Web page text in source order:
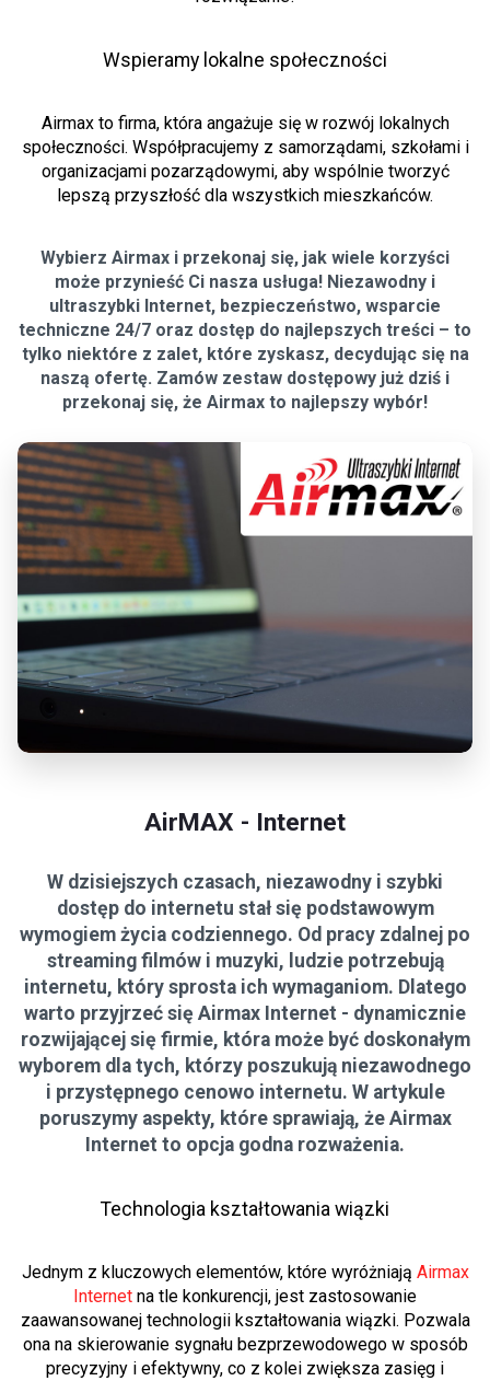
Wspieramy lokalne społeczności
Airmax to firma, która angażuje się w rozwój lokalnych
społeczności. Współpracujemy z samorządami, szkołami i
organizacjami pozarządowymi, aby wspólnie tworzyć
lepszą przyszłość dla wszystkich mieszkańców.
Wybierz Airmax i przekonaj się, jak wiele korzyści
może przynieść Ci nasza usługa! Niezawodny i
ultraszybki Internet, bezpieczeństwo, wsparcie
techniczne 24/7 oraz dostęp do najlepszych treści – to
tylko niektóre z zalet, które zyskasz, decydując się na
naszą ofertę. Zamów zestaw dostępowy już dziś i
przekonaj się, że Airmax to najlepszy wybór!
AirMAX - Internet
W dzisiejszych czasach, niezawodny i szybki
dostęp do internetu stał się podstawowym
wymogiem życia codziennego. Od pracy zdalnej po
streaming filmów i muzyki, ludzie potrzebują
internetu, który sprosta ich wymaganiom. Dlatego
warto przyjrzeć się Airmax Internet - dynamicznie
rozwijającej się firmie, która może być doskonałym
wyborem dla tych, którzy poszukują niezawodnego
i przystępnego cenowo internetu. W artykule
poruszymy aspekty, które sprawiają, że Airmax
Internet to opcja godna rozważenia.
Technologia kształtowania wiązki
Jednym z kluczowych elementów, które wyróżniają Airmax
Internet na tle konkurencji, jest zastosowanie
zaawansowanej technologii kształtowania wiązki. Pozwala
ona na skierowanie sygnału bezprzewodowego w sposób
precyzyjny i efektywny, co z kolei zwiększa zasięg i